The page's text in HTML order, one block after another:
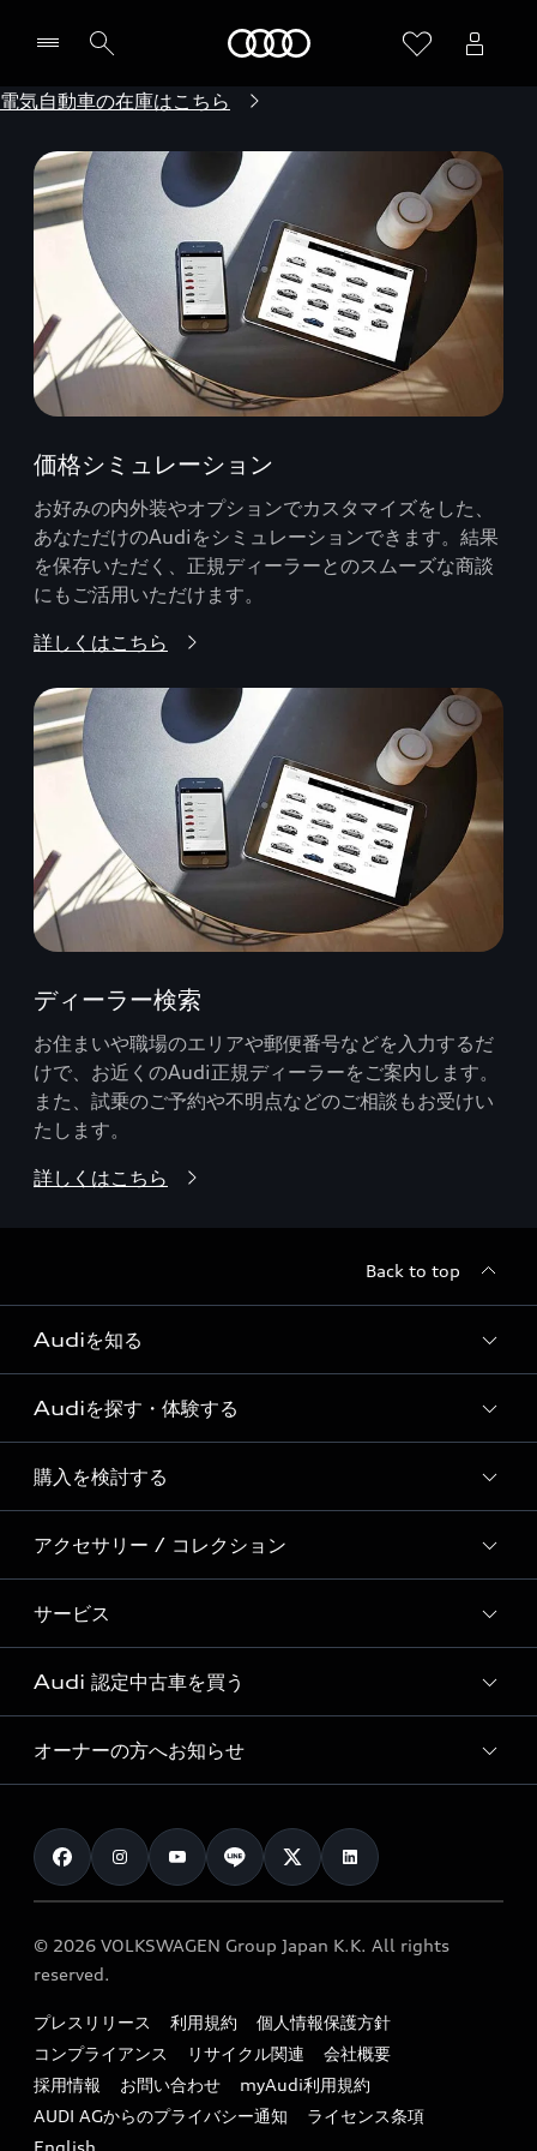
電気自動車の在庫はこちら
価格シミュレーション
お好みの内外装やオプションでカスタマイズをした、
あなただけのAudiをシミュレーションできます。結果
を保存いただく、正規ディーラーとのスムーズな商談
にもご活用いただけます。
詳しくはこちら
ディーラー検索
お住まいや職場のエリアや郵便番号などを入力するだ
けで、お近くのAudi正規ディーラーをご案内します。
また、試乗のご予約や不明点などのご相談もお受けい
たします。
詳しくはこちら
Back to top
Audiを知る
Audi ブランド
Story of Progress
Audi Sport
Formula 1®
デジタルサービス
Audiを探す・体験する
ディーラー検索
新車在庫検索
試乗車・展示車検索
見積り依頼
試乗予約
購入を検討する
モデル一覧
特別仕様モデル / 限定モデル
e-tronラインアップ
価格シミュレーション
車両比較
カタログ一覧
アクセサリー / コレクション
純正アクセサリー
オンラインショップ
Audi collection
アウディナビアプリ
サービス
サービス入庫予約
サービスプログラム
メンテナンス
車検 / 定期点検
e-tronアフターサポート
myAudi
Audi 認定中古車を買う
Audi認定中古車
クオリティ
保証
メンテナンス
ファイナンス
キャンペーン / イベント
買取査定
オーナーの方へお知らせ
お知らせ
オーナー様向けキャンペーン
特定整備適用車一覧
リサイクル法
よくある質問（FAQ）
© 2026 VOLKSWAGEN Group Japan K.K. All rights
reserved.
プレスリリース 利用規約
個人情報保護方針
コンプライアンス
リサイクル関連
会社概要
採用情報
お問い合わせ
myAudi利用規約
AUDI AGからのプライバシー通知
ライセンス条項
English